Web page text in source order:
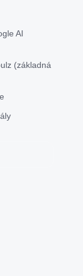
AI
(základná